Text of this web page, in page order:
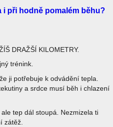
při hodně pomalém běhu?
DRAŽŠÍ KILOMETRY.
trénink.
ji potřebuje k odvádění tepla.
a srdce musí běh i chlazení
tep dál stoupá. Nezmizela ti
zátěž.